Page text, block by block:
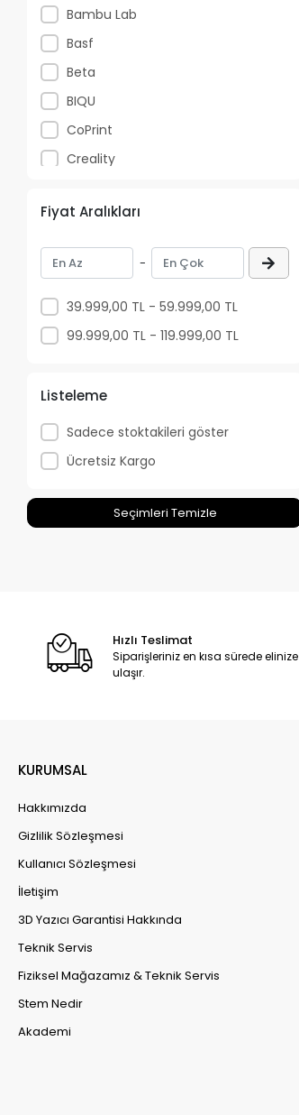
Bambu Lab
Basf
Beta
BIQU
CoPrint
Creality
Elegoo
Esun
Fibromast
Filamix
Filasophia
Flsun
Kingroon
LDO Motors
Phaetus
Polymaker
Revopoint
Zaxe
Fiyat Aralıkları
-
39.999,00 TL - 59.999,00 TL
99.999,00 TL - 119.999,00 TL
Listeleme
Sadece stoktakileri göster
Ücretsiz Kargo
Seçimleri Temizle
Hızlı Teslimat
Siparişleriniz en kısa sürede elinize
ulaşır.
KURUMSAL
Hakkımızda
Gizlilik Sözleşmesi
Kullanıcı Sözleşmesi
İletişim
3D Yazıcı Garantisi Hakkında
Teknik Servis
Fiziksel Mağazamız & Teknik Servis
Stem Nedir
Akademi